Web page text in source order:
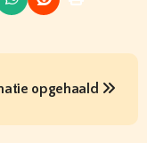
opgehaald